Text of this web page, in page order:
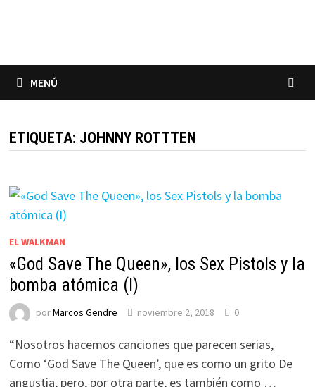
MENÚ
ETIQUETA: JOHNNY ROTTTEN
EL WALKMAN
«God Save The Queen», los Sex Pistols y la
bomba atómica (I)
porMarcos Gendre noviembre 2, 2018 0
“Nosotros hacemos canciones que parecen serias,
Como ‘God Save The Queen’, que es como un grito De
angustia, pero, por otra parte, es también como …